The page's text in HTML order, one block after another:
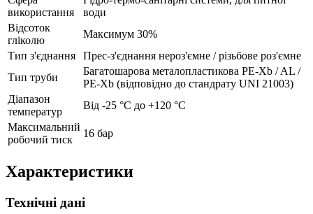
використання
води
Відсоток
гліколю
Максимум 30%
Тип з'єднання
Прес-з'єднання нероз'ємне / різьбове роз'ємне
Тип труби
Багатошарова металопластикова PE-Xb / AL /
PE-Xb (відповідно до стандрату UNI 21003)
Діапазон
температур
Від -25 °С до +120 °С
Максимальний
робочий тиск
16 бар
Характеристики
Технічні дані